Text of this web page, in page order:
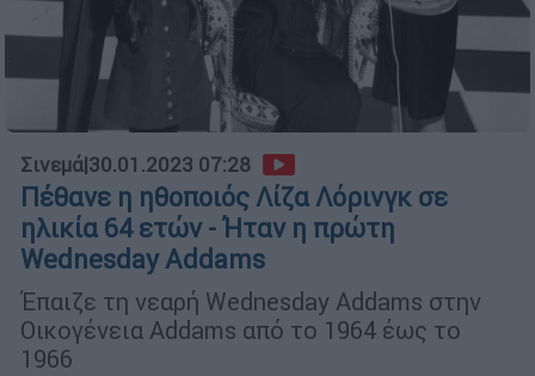
Σινεμά|30.01.2023 07:28
Πέθανε η ηθοποιός Λίζα Λόρινγκ σε
ηλικία 64 ετών - Ήταν η πρώτη
Wednesday Addams
Έπαιζε τη νεαρή Wednesday Addams στην
Οικογένεια Addams από το 1964 έως το
1966